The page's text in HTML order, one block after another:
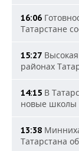
16:06
Татарстане
15:27
районах
14:15 В
новые школы
13:38
Татарстана